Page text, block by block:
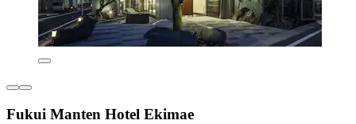
Fukui Manten Hotel Ekimae